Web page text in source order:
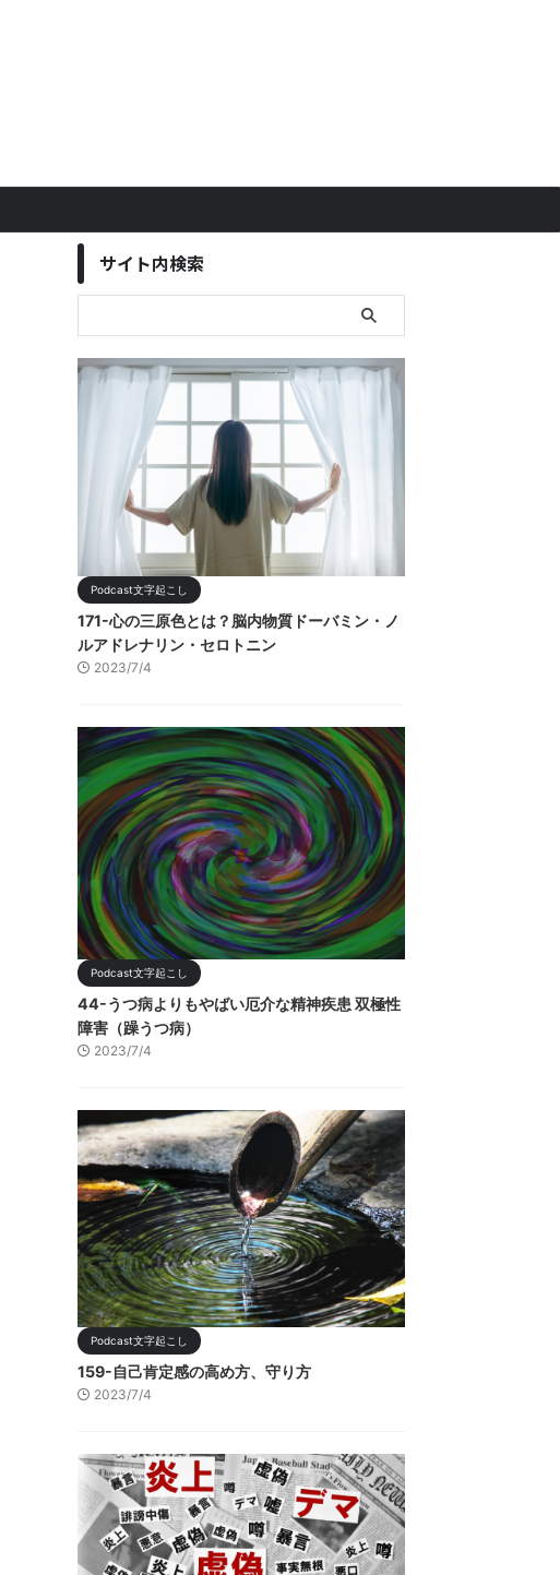
サイト内検索
Podcast文字起こし
171-心の三原色とは？脳内物質ドーバミン・ノ
ルアドレナリン・セロトニン
2023/7/4
Podcast文字起こし
44-うつ病よりもやばい厄介な精神疾患 双極性
障害（躁うつ病）
2023/7/4
Podcast文字起こし
159-自己肯定感の高め方、守り方
2023/7/4